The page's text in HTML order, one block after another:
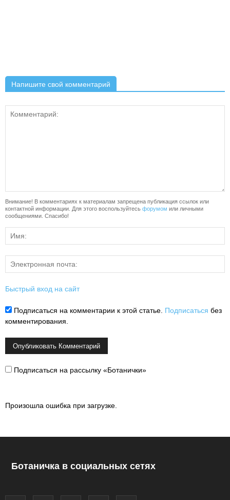
Напишите свой комментарий
Внимание! В комментариях к материалам запрещена публикация ссылок или
контактной информации. Для этого воспользуйтесь форумом или личными
сообщениями. Спасибо!
Быстрый вход на сайт
Подписаться на комментарии к этой статье. Подписаться без
комментирования.
Подписаться на рассылку «Ботанички»
Произошла ошибка при загрузке.
Ботаничка в социальных сетях